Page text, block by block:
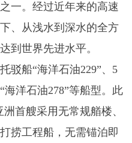
一。经过近年来的高速
、从浅水到深水的全方
到世界先进水平。
船“海洋石油229”、5
洋石油278”等船型。此
首艘采用无常规艏楼、
捞工程船，无需锚泊即